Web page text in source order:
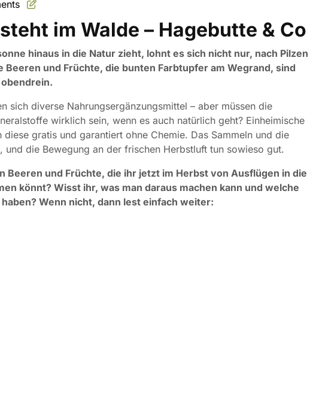
im Walde – Hagebutte & Co
hinaus in die Natur zieht, lohnt es sich nicht nur, nach Pilzen
Beeren und Früchte, die bunten Farbtupfer am Wegrand, sind
sich diverse Nahrungsergänzungsmittel – aber müssen die
wirklich sein, wenn es auch natürlich geht? Einheimische
diese gratis und garantiert ohne Chemie. Das Sammeln und die
und die Bewegung an der frischen Herbstluft tun sowieso gut.
Beeren und Früchte, die ihr jetzt im Herbst von Ausflügen in die
könnt? Wisst ihr, was man daraus machen kann und welche
Wenn nicht, dann lest einfach weiter: